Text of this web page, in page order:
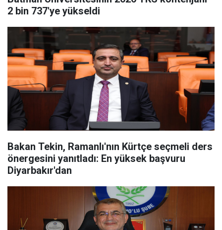
2 bin 737'ye yükseldi
Bakan Tekin, Ramanlı'nın Kürtçe seçmeli ders
önergesini yanıtladı: En yüksek başvuru
Diyarbakır'dan